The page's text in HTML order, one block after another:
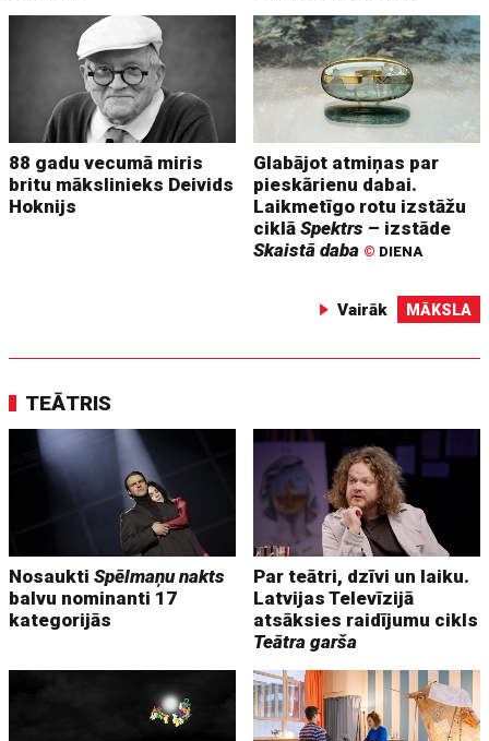
88 gadu vecumā miris
britu mākslinieks Deivids
Hoknijs
Glabājot atmiņas par
pieskārienu dabai.
Laikmetīgo rotu izstāžu
ciklāSpektrs – izstāde
Skaistā daba © DIENA
Vairāk MĀKSLA
TEĀTRIS
NosauktiSpēlmaņu nakts
balvu nominanti 17
kategorijās
Par teātri, dzīvi un laiku.
Latvijas Televīzijā
atsāksies raidījumu cikls
Teātra garša